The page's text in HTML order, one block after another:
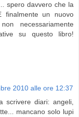
spero davvero che la
finalmente un nuovo
necessariamente
su questo libro!
2010 alle ore 12:37
scrivere diari: angeli,
mancano solo lupi